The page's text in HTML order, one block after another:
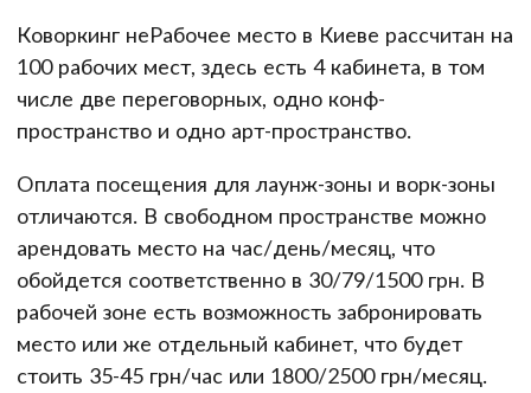
Коворкинг неРабочее место в Киеве рассчитан на
100 рабочих мест, здесь есть 4 кабинета, в том
числе две переговорных, одно конф-
пространство и одно арт-пространство.
Оплата посещения для лаунж-зоны и ворк-зоны
отличаются. В свободном пространстве можно
арендовать место на час/день/месяц, что
обойдется соответственно в 30/79/1500 грн. В
рабочей зоне есть возможность забронировать
место или же отдельный кабинет, что будет
стоить 35-45 грн/час или 1800/2500 грн/месяц.